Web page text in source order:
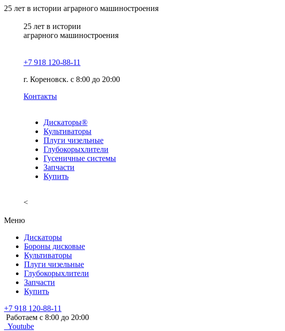
25 лет в истории аграрного машиностроения
25 лет в истории
аграрного машиностроения
+7 918 120-88-11
г. Кореновск. c 8:00 до 20:00
Контакты
Дискаторы®
Культиваторы
Плуги чизельные
Глубокорыхлители
Гусеничные системы
Запчасти
Купить
<
Меню
Дискаторы
Бороны дисковые
Культиваторы
Плуги чизельные
Глубокорыхлители
Запчасти
Купить
+7 918 120-88-11
Работаем c 8:00 до 20:00
Youtube